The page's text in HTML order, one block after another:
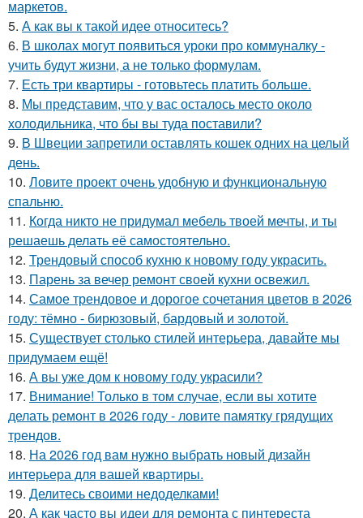
маркетов.
5. А как вы к такой идее относитесь?
6. В школах могут появиться уроки про коммуналку -
учить будут жизни, а не только формулам.
7. Есть три квартиры - готовьтесь платить больше.
8. Мы представим, что у вас осталось место около
холодильника, что бы вы туда поставили?
9. В Швеции запретили оставлять кошек одних на целый
день.
10. Ловите проект очень удобную и функциональную
спальню.
11. Когда никто не придумал мебель твоей мечты, и ты
решаешь делать её самостоятельно.
12. Трендовый способ кухню к новому году украсить.
13. Парень за вечер ремонт своей кухни освежил.
14. Самое трендовое и дорогое сочетания цветов в 2026
году: тёмно - бирюзовый, бардовый и золотой.
15. Существует столько стилей интерьера, давайте мы
придумаем ещё!
16. А вы уже дом к новому году украсили?
17. Внимание! Только в том случае, если вы хотите
делать ремонт в 2026 году - ловите памятку грядущих
трендов.
18. На 2026 год вам нужно выбрать новый дизайн
интерьера для вашей квартиры.
19. Делитесь своими недоделками!
20. А как часто вы идеи для ремонта с пинтереста